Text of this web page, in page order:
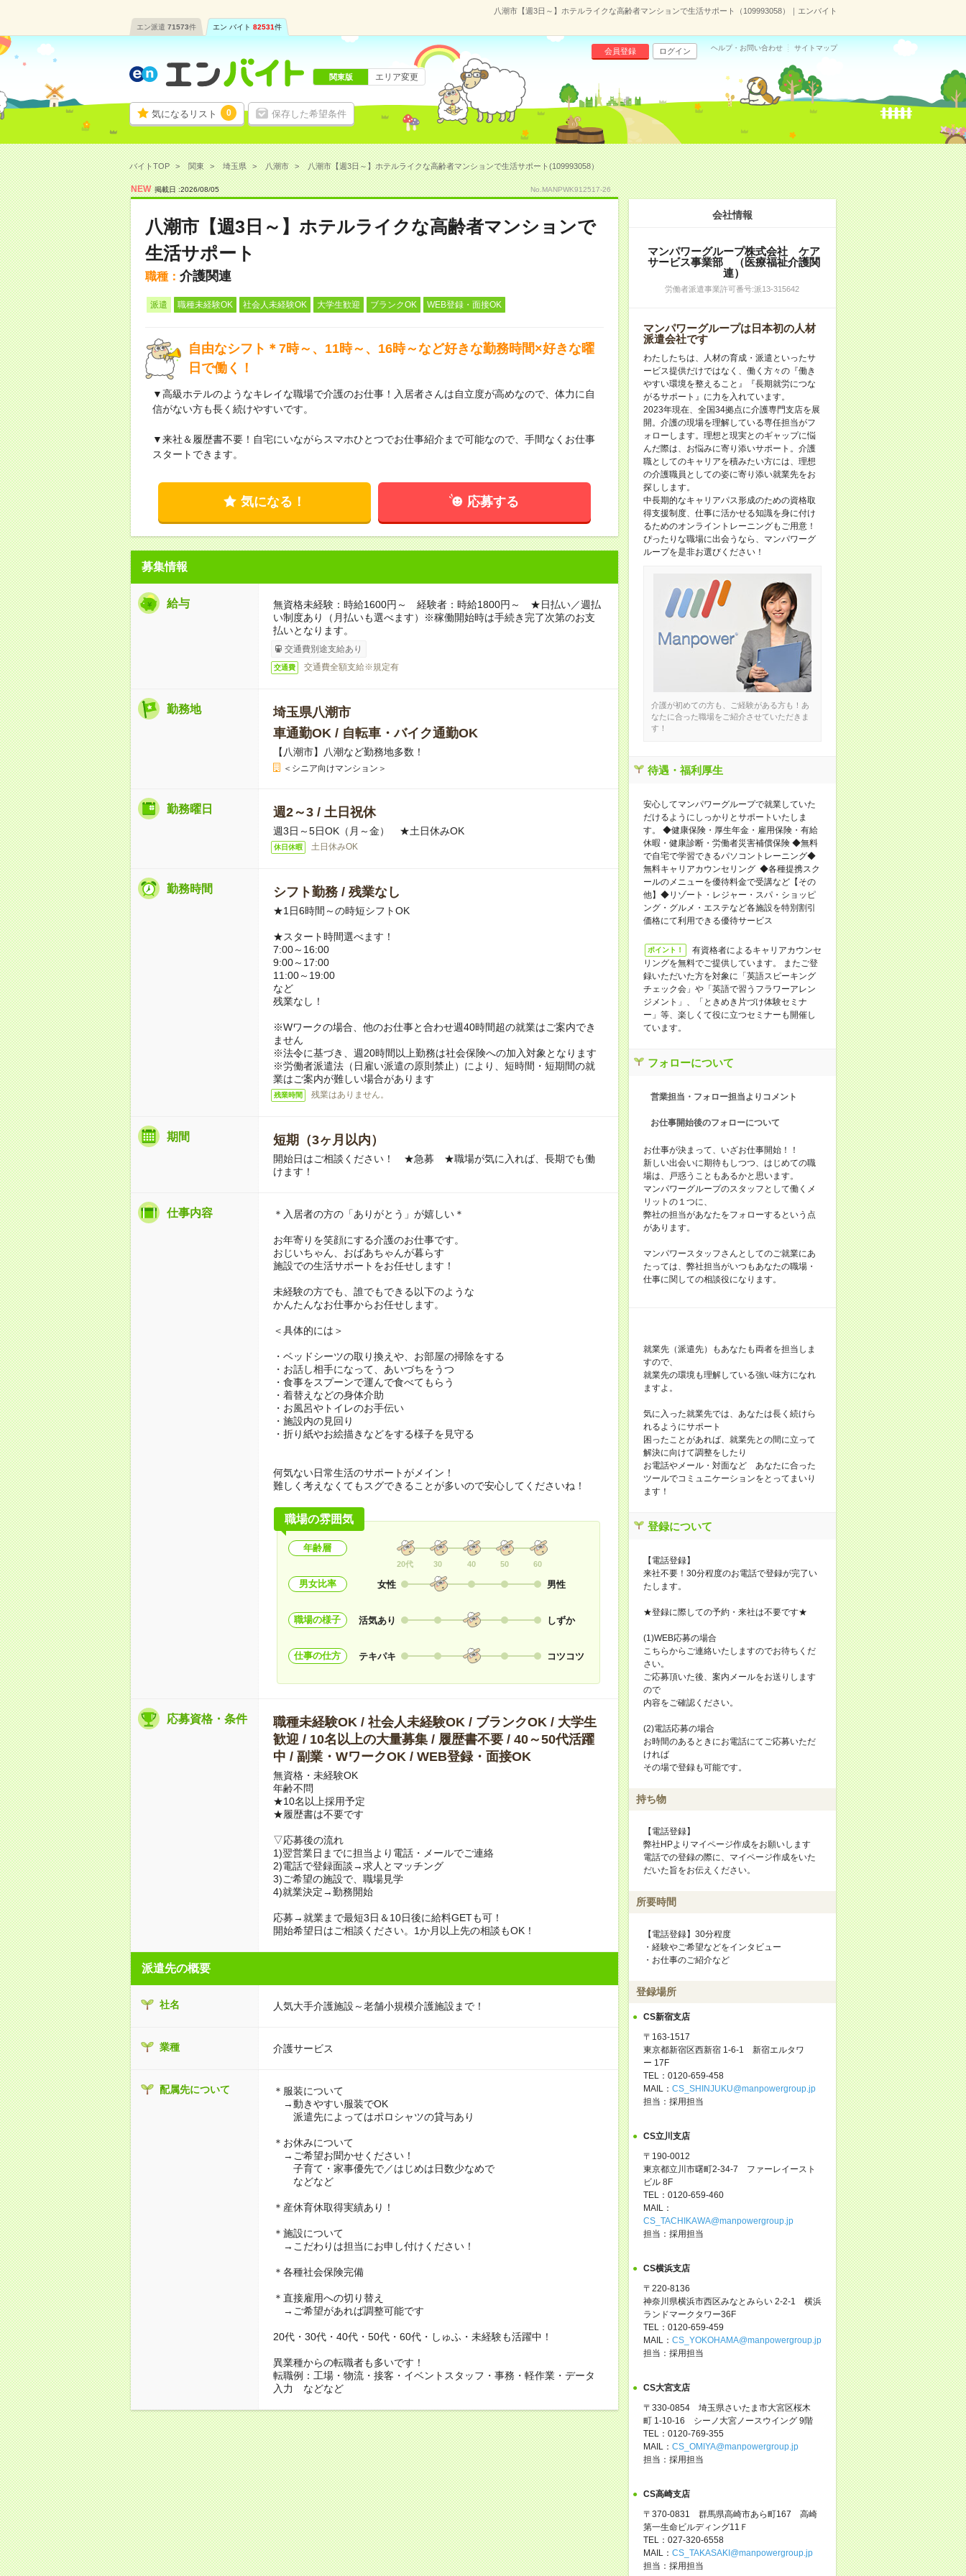
八潮市【週3日～】ホテルライクな高齢者マンションで生活サポート（109993058）｜エンバイト
エン派遣 71573件 エン バイト 82531件
気になるリスト 0 保存した希望条件
会員登録 ログイン ヘルプ・お問い合わせ サイトマップ
関東版 エリア変更
バイトTOP 関東 埼玉県 八潮市 八潮市【週3日～】ホテルライクな高齢者マンションで生活サポート(109993058）
NEW 掲載日 :2026/08/05 No.MANPWK912517-26
八潮市【週3日～】ホテルライクな高齢者マンションで
生活サポート
職種： 介護関連
派遣 職種未経験OK 社会人未経験OK 大学生歓迎 ブランクOK WEB登録・面接OK
自由なシフト＊7時～、11時～、16時～など好きな勤務時間×好きな曜
日で働く！
▼高級ホテルのようなキレイな職場で介護のお仕事！入居者さんは自立度が高めなので、体力に自
信がない方も長く続けやすいです。
▼来社＆履歴書不要！自宅にいながらスマホひとつでお仕事紹介まで可能なので、手間なくお仕事
スタートできます。
気になる！ 応募する
募集情報
給与
無資格未経験：時給1600円～ 経験者：時給1800円～ ★日払い／週払
い制度あり（月払いも選べます）※稼働開始時は手続き完了次第のお支
払いとなります。
交通費別途支給あり
交通費 交通費全額支給※規定有
勤務地
埼玉県八潮市
車通勤OK / 自転車・バイク通勤OK
【八潮市】八潮など勤務地多数！
＜シニア向けマンション＞
勤務曜日 週2～3 / 土日祝休
週3日～5日OK（月～金） ★土日休みOK
休日休暇 土日休みOK
勤務時間 シフト勤務 / 残業なし
★1日6時間～の時短シフトOK
★スタート時間選べます！
7:00～16:00
9:00～17:00
11:00～19:00
など
残業なし！
※Wワークの場合、他のお仕事と合わせ週40時間超の就業はご案内でき
ません
※法令に基づき、週20時間以上勤務は社会保険への加入対象となります
※労働者派遣法（日雇い派遣の原則禁止）により、短時間・短期間の就
業はご案内が難しい場合があります
残業時間 残業はありません。
期間 短期（3ヶ月以内）
開始日はご相談ください！ ★急募 ★職場が気に入れば、長期でも働
けます！
仕事内容 ＊入居者の方の「ありがとう」が嬉しい＊
お年寄りを笑顔にする介護のお仕事です。
おじいちゃん、おばあちゃんが暮らす
施設での生活サポートをお任せします！
未経験の方でも、誰でもできる以下のような
かんたんなお仕事からお任せします。
＜具体的には＞
・ベッドシーツの取り換えや、お部屋の掃除をする
・お話し相手になって、あいづちをうつ
・食事をスプーンで運んで食べてもらう
・着替えなどの身体介助
・お風呂やトイレのお手伝い
・施設内の見回り
・折り紙やお絵描きなどをする様子を見守る
何気ない日常生活のサポートがメイン！
難しく考えなくてもスグできることが多いので安心してくださいね！
職場の雰囲気
年齢層
20代 30 40 50 60
男女比率 女性 男性
職場の様子 活気あり しずか
仕事の仕方 テキパキ コツコツ
応募資格・条件
職種未経験OK / 社会人未経験OK / ブランクOK / 大学生
歓迎 / 10名以上の大量募集 / 履歴書不要 / 40～50代活躍
中 / 副業・WワークOK / WEB登録・面接OK
無資格・未経験OK
年齢不問
★10名以上採用予定
★履歴書は不要です
▽応募後の流れ
1)翌営業日までに担当より電話・メールでご連絡
2)電話で登録面談→求人とマッチング
3)ご希望の施設で、職場見学
4)就業決定→勤務開始
応募→就業まで最短3日＆10日後に給料GETも可！
開始希望日はご相談ください。1か月以上先の相談もOK！
派遣先の概要
社名 人気大手介護施設～老舗小規模介護施設まで！
業種 介護サービス
配属先について
＊服装について
→動きやすい服装でOK
派遣先によってはポロシャツの貸与あり
＊お休みについて
→ご希望お聞かせください！
子育て・家事優先で／はじめは日数少なめで
などなど
＊産休育休取得実績あり！
＊施設について
→こだわりは担当にお申し付けください！
＊各種社会保険完備
＊直接雇用への切り替え
→ご希望があれば調整可能です
20代・30代・40代・50代・60代・しゅふ・未経験も活躍中！
異業種からの転職者も多いです！
転職例：工場・物流・接客・イベントスタッフ・事務・軽作業・データ
入力 などなど
会社情報
マンパワーグループ株式会社 ケア
サービス事業部 （医療福祉介護関
連）
労働者派遣事業許可番号:派13-315642
マンパワーグループは日本初の人材
派遣会社です
わたしたちは、人材の育成・派遣といったサ
ービス提供だけではなく、働く方々の『働き
やすい環境を整えること』『長期就労につな
がるサポート』に力を入れています。
2023年現在、全国34拠点に介護専門支店を展
開。介護の現場を理解している専任担当がフ
ォローします。理想と現実とのギャップに悩
んだ際は、お悩みに寄り添いサポート。介護
職としてのキャリアを積みたい方には、理想
の介護職員としての姿に寄り添い就業先をお
探しします。
中長期的なキャリアパス形成のための資格取
得支援制度、仕事に活かせる知識を身に付け
るためのオンライントレーニングもご用意！
ぴったりな職場に出会うなら、マンパワーグ
ループを是非お選びください！
介護が初めての方も、ご経験がある方も！あ
なたに合った職場をご紹介させていただきま
す！
待遇・福利厚生
安心してマンパワーグループで就業していた
だけるようにしっかりとサポートいたしま
す。 ◆健康保険・厚生年金・雇用保険・有給
休暇・健康診断・労働者災害補償保険 ◆無料
で自宅で学習できるパソコントレーニング◆
無料キャリアカウンセリング ◆各種提携スク
ールのメニューを優待料金で受講など【その
他】◆リゾート・レジャー・スパ・ショッピ
ング・グルメ・エステなど各施設を特別割引
価格にて利用できる優待サービス
ポイント！
有資格者によるキャリアカウンセ
リングを無料でご提供しています。 またご登
録いただいた方を対象に「英語スピーキング
チェック会」や「英語で習うフラワーアレン
ジメント」、「ときめき片づけ体験セミナ
ー」等、楽しくて役に立つセミナーも開催し
ています。
フォローについて
営業担当・フォロー担当よりコメント
お仕事開始後のフォローについて
お仕事が決まって、いざお仕事開始！！
新しい出会いに期待もしつつ、はじめての職
場は、戸惑うこともあるかと思います。
マンパワーグループのスタッフとして働くメ
リットの１つに、
弊社の担当があなたをフォローするという点
があります。
マンパワースタッフさんとしてのご就業にあ
たっては、弊社担当がいつもあなたの職場・
仕事に関しての相談役になります。
就業先（派遣先）もあなたも両者を担当しま
すので、
就業先の環境も理解している強い味方になれ
ますよ。
気に入った就業先では、あなたは長く続けら
れるようにサポート
困ったことがあれば、就業先との間に立って
解決に向けて調整をしたり
お電話やメール・対面など あなたに合った
ツールでコミュニケーションをとってまいり
ます！
登録について
【電話登録】
来社不要！30分程度のお電話で登録が完了い
たします。
★登録に際しての予約・来社は不要です★
(1)WEB応募の場合
こちらからご連絡いたしますのでお待ちくだ
さい。
ご応募頂いた後、案内メールをお送りします
ので
内容をご確認ください。
(2)電話応募の場合
お時間のあるときにお電話にてご応募いただ
ければ
その場で登録も可能です。
持ち物
【電話登録】
弊社HPよりマイページ作成をお願いします
電話での登録の際に、マイページ作成をいた
だいた旨をお伝えください。
所要時間
【電話登録】30分程度
・経験やご希望などをインタビュー
・お仕事のご紹介など
登録場所
CS新宿支店
〒163-1517
東京都新宿区西新宿 1-6-1 新宿エルタワ
ー 17F
TEL：0120-659-458
MAIL： CS_SHINJUKU@manpowergroup.jp
担当：採用担当
CS立川支店
〒190-0012
東京都立川市曙町2-34-7 ファーレイースト
ビル 8F
TEL：0120-659-460
MAIL：
CS_TACHIKAWA@manpowergroup.jp
担当：採用担当
CS横浜支店
〒220-8136
神奈川県横浜市西区みなとみらい 2-2-1 横浜
ランドマークタワー36F
TEL：0120-659-459
MAIL： CS_YOKOHAMA@manpowergroup.jp
担当：採用担当
CS大宮支店
〒330-0854 埼玉県さいたま市大宮区桜木
町 1-10-16 シーノ大宮ノースウイング 9階
TEL：0120-769-355
MAIL： CS_OMIYA@manpowergroup.jp
担当：採用担当
CS高崎支店
〒370-0831 群馬県高崎市あら町167 高崎
第一生命ビルディング11Ｆ
TEL：027-320-6558
MAIL： CS_TAKASAKI@manpowergroup.jp
担当：採用担当